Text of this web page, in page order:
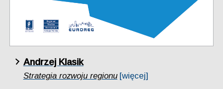
Andrzej Klasik
Strategia rozwoju regionu [więcej]